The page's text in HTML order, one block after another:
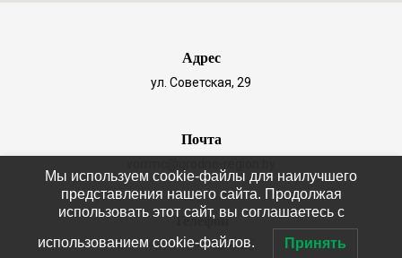
Адрес
ул. Советская, 29
Почта
Телефон
+375 1594 46-8-85
Мы используем cookie-файлы для наилучшего
представления нашего сайта. Продолжая
использовать этот сайт, вы соглашаетесь с
использованием cookie-файлов. Принять